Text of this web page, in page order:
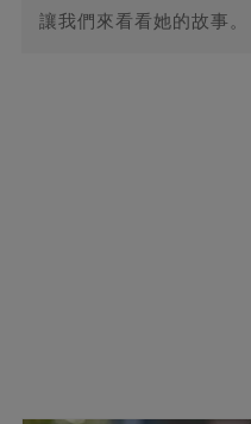
讓我們來看看她的故事。